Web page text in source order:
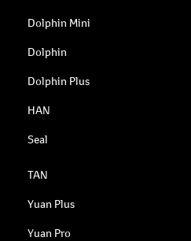
Dolphin Mini
Dolphin
Dolphin Plus
HAN
Seal
TAN
Yuan Plus
Yuan Pro